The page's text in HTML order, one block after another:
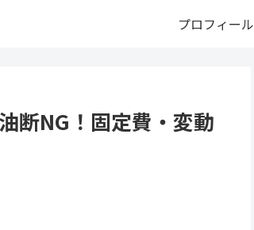
プロフィール
断NG！固定費・変動